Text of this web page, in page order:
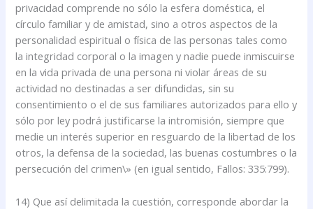
privacidad comprende no sólo la esfera doméstica, el
círculo familiar y de amistad, sino a otros aspectos de la
personalidad espiritual o física de las personas tales como
la integridad corporal o la imagen y nadie puede inmiscuirse
en la vida privada de una persona ni violar áreas de su
actividad no destinadas a ser difundidas, sin su
consentimiento o el de sus familiares autorizados para ello y
sólo por ley podrá justificarse la intromisión, siempre que
medie un interés superior en resguardo de la libertad de los
otros, la defensa de la sociedad, las buenas costumbres o la
persecución del crimen\» (en igual sentido, Fallos: 335:799).
14) Que así delimitada la cuestión, corresponde abordar la